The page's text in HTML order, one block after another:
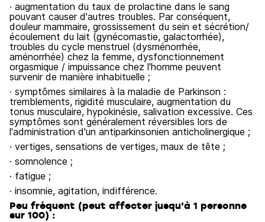
· augmentation du taux de prolactine dans le sang
pouvant causer d'autres troubles. Par conséquent,
douleur mammaire, grossissement du sein et sécrétion/
écoulement du lait (gynécomastie, galactorrhée),
troubles du cycle menstruel (dysménorrhée,
aménorrhée) chez la femme, dysfonctionnement
orgasmique / impuissance chez l'homme peuvent
survenir de manière inhabituelle ;
· symptômes similaires à la maladie de Parkinson :
tremblements, rigidité musculaire, augmentation du
tonus musculaire, hypokinésie, salivation excessive. Ces
symptômes sont généralement réversibles lors de
l'administration d'un antiparkinsonien anticholinergique ;
· vertiges, sensations de vertiges, maux de tête ;
· somnolence ;
· fatigue ;
· insomnie, agitation, indifférence.
Peu fréquent (peut affecter jusqu'à 1 personne
sur 100) :